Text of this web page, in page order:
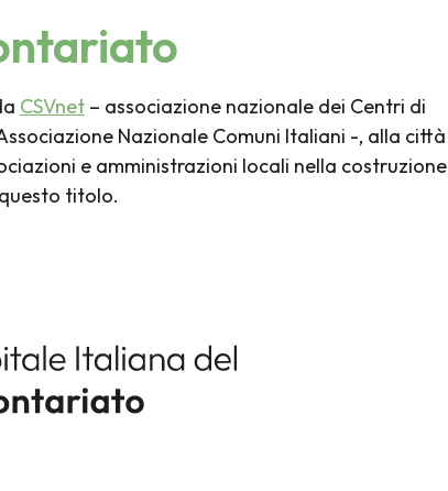
CSVnet – associazione nazionale dei Centri di
Nazionale Comuni Italiani -, alla città
e amministrazioni locali nella costruzione
titolo.